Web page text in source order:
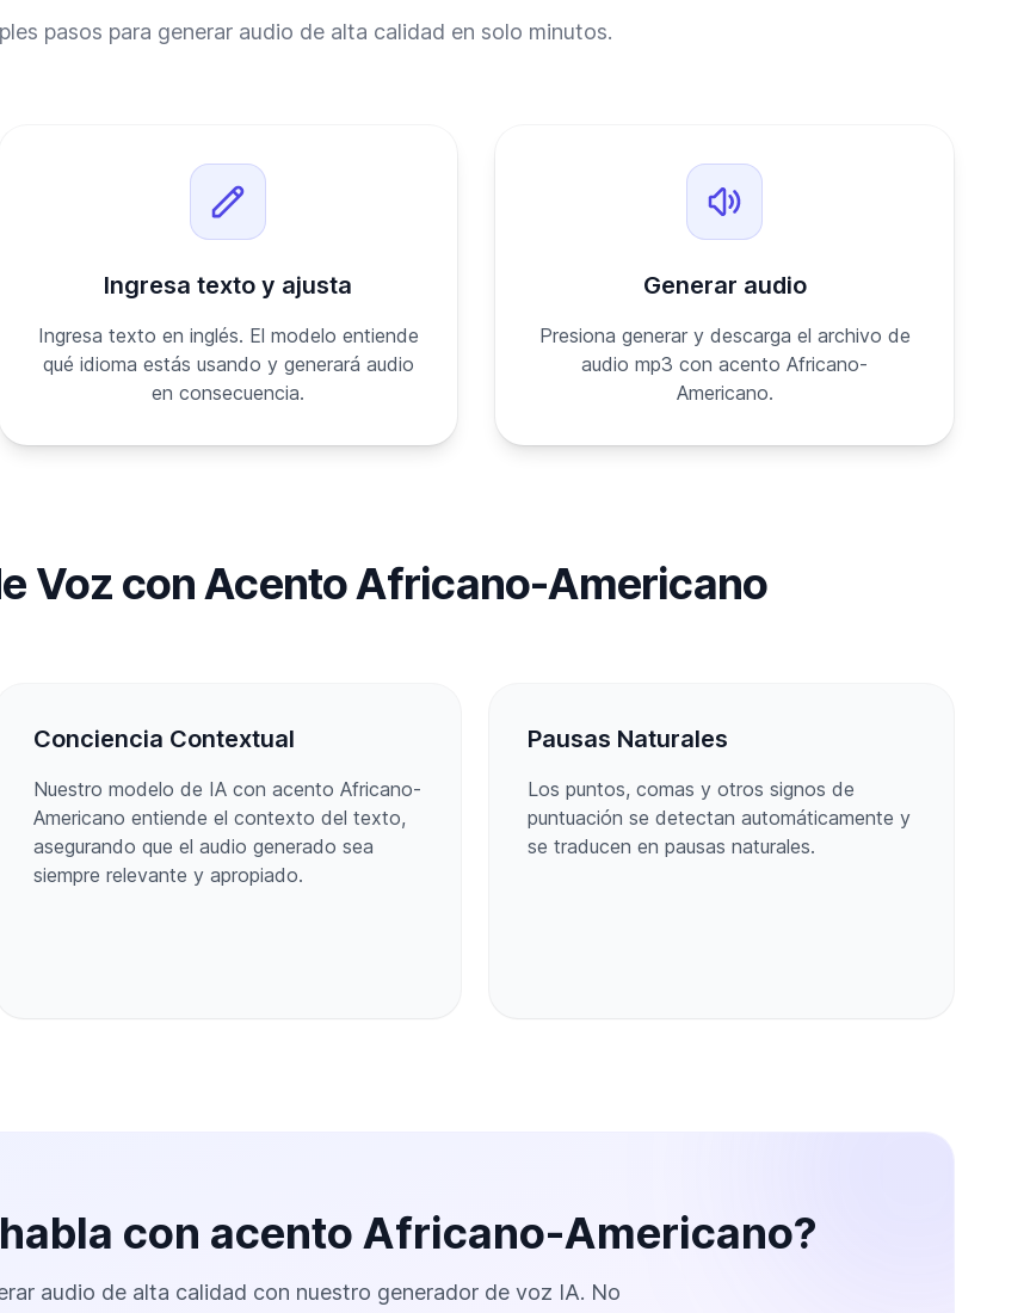
pasos para generar audio de alta calidad en solo minutos.
Ingresa texto y ajusta
Ingresa texto en inglés. El modelo entiende
qué idioma estás usando y generará audio
en consecuencia.
Generar audio
Presiona generar y descarga el archivo de
audio mp3 con acento Africano-
Americano.
Voz con Acento Africano-Americano
Conciencia Contextual
Nuestro modelo de IA con acento Africano-
Americano entiende el contexto del texto,
asegurando que el audio generado sea
siempre relevante y apropiado.
Pausas Naturales
Los puntos, comas y otros signos de
puntuación se detectan automáticamente y
se traducen en pausas naturales.
con acento Africano-Americano?
audio de alta calidad con nuestro generador de voz IA. No